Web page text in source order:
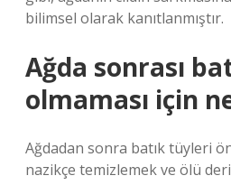
bilimsel olarak kanıtlanmıştır.
Ağda sonrası
olmaması için
Ağdadan sonra batık tüyleri
nazikçe temizlemek ve ölü